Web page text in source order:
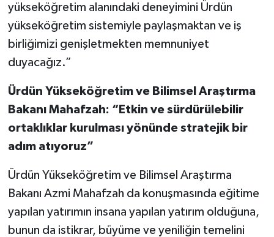
yükseköğretim alanındaki deneyimini Ürdün
yükseköğretim sistemiyle paylaşmaktan ve iş
birliğimizi genişletmekten memnuniyet
duyacağız.”
Ürdün Yükseköğretim ve Bilimsel Araştırma
Bakanı Mahafzah: “Etkin ve sürdürülebilir
ortaklıklar kurulması yönünde stratejik bir
adım atıyoruz”
Ürdün Yükseköğretim ve Bilimsel Araştırma
Bakanı Azmi Mahafzah da konuşmasında eğitime
yapılan yatırımın insana yapılan yatırım olduğuna,
bunun da istikrar, büyüme ve yeniliğin temelini